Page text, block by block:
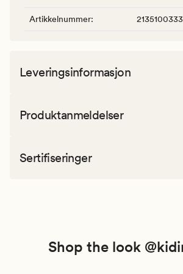
Artikkelnummer:
Leveringsinformasjon
Produktanmeldelser
Sertifiseringer
Shop the look